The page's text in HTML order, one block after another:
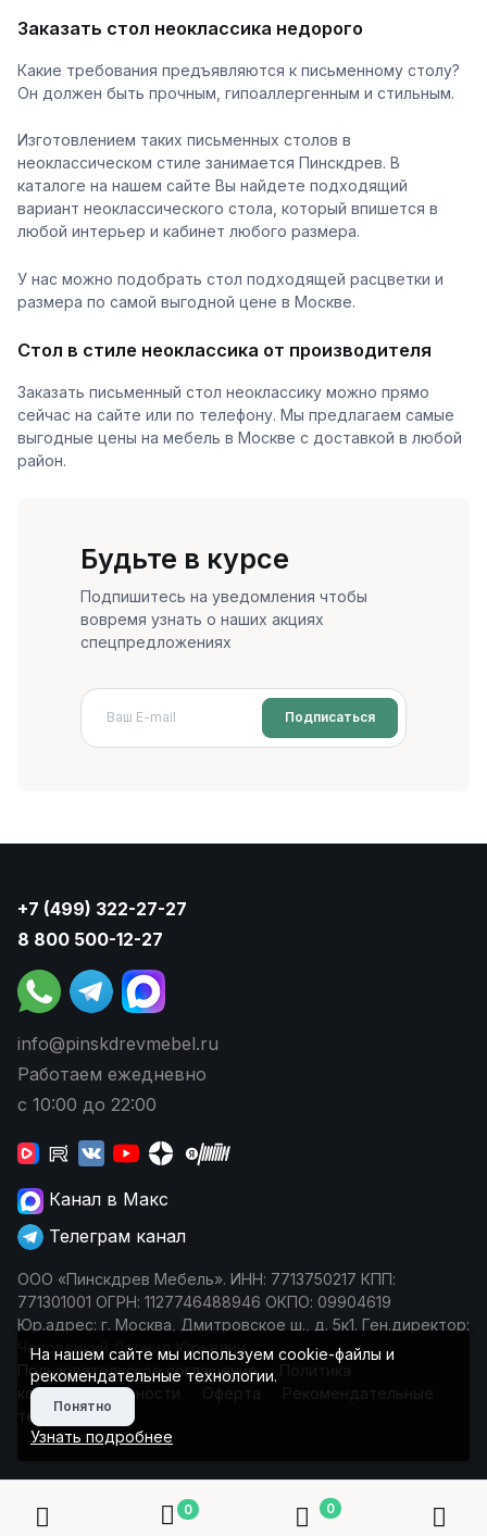
Заказать стол неоклассика недорого
Какие требования предъявляются к письменному столу?
Он должен быть прочным, гипоаллергенным и стильным.
Изготовлением таких письменных столов в
неоклассическом стиле занимается Пинскдрев. В
каталоге на нашем сайте Вы найдете подходящий
вариант неоклассического стола, который впишется в
любой интерьер и кабинет любого размера.
У нас можно подобрать стол подходящей расцветки и
размера по самой выгодной цене в Москве.
Стол в стиле неоклассика от производителя
Заказать письменный стол неоклассику можно прямо
сейчас на сайте или по телефону. Мы предлагаем самые
выгодные цены на мебель в Москве с доставкой в любой
район.
Будьте в курсе
Подпишитесь на уведомления чтобы
вовремя узнать о наших акциях
спецпредложениях
Подписаться
+7 (499) 322-27-27
8 800 500-12-27
info@pinskdrevmebel.ru
Работаем ежедневно
с 10:00 до 22:00
Канал в Макс
Телеграм канал
ООО «Пинскдрев Мебель». ИНН: 7713750217 КПП:
771301001 ОГРН: 1127746488946 ОКПО: 09904619
Юр.адрес: г. Москва, Дмитровское ш., д. 5к1. Ген.директор:
Чеповецкий Леонид Юрьевич
Пользовательское соглашение
Политика
конфиденциальности
Оферта
Рекомендательные
технологии
0 0
На нашем сайте мы используем cookie-файлы и
рекомендательные технологии.
Понятно
Узнать подробнее